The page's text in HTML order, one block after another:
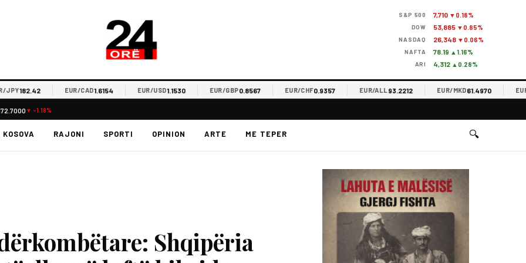
S&P 500 7,710 ▼0.18%
DOW 53,885 ▼0.85%
NASDAQ 26,348 ▼0.06%
NAFTA 78.19 ▲1.16%
ARI 4,312 ▲0.28%
182.42 EUR/CAD1.6154 EUR/USD1.1530 EUR/GBP0.8567 EUR/CHF0.9357 EUR/ALL93.2212 EUR/MKD61.4970 EUR/
▼ -1.18%
KOSOVA RAJONI SPORTI OPINION ARTE ME TEPER 🔍
Shqipëria